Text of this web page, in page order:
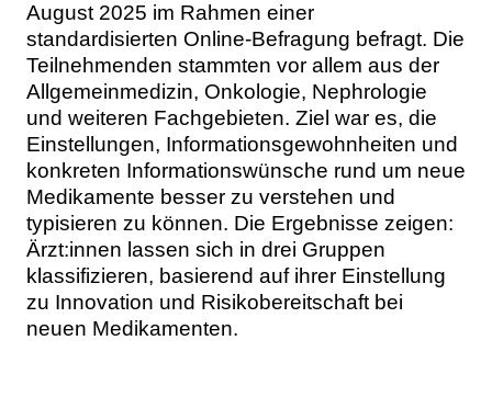
August 2025 im Rahmen einer
standardisierten Online-Befragung befragt. Die
Teilnehmenden stammten vor allem aus der
Allgemeinmedizin, Onkologie, Nephrologie
und weiteren Fachgebieten. Ziel war es, die
Einstellungen, Informationsgewohnheiten und
konkreten Informationswünsche rund um neue
Medikamente besser zu verstehen und
typisieren zu können. Die Ergebnisse zeigen:
Ärzt:innen lassen sich in drei Gruppen
klassifizieren, basierend auf ihrer Einstellung
zu Innovation und Risikobereitschaft bei
neuen Medikamenten.